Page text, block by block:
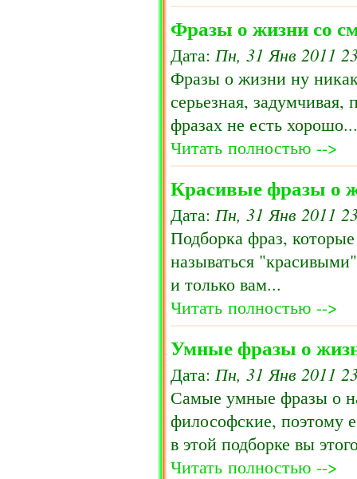
Фразы о жизни со
Дата: Пн, 31 Янв 2011
Фразы о жизни ну
серьезная, задумчивая,
фразах не есть хорошо...
Читать полностью -->
Красивые фразы о
Дата: Пн, 31 Янв 2011
Подборка фраз,
называться
и только вам...
Читать полностью -->
Умные фразы о
Дата: Пн, 31 Янв 2011
Самые умные фразы о
философские, поэтому
в этой подборке вы
Читать полностью -->